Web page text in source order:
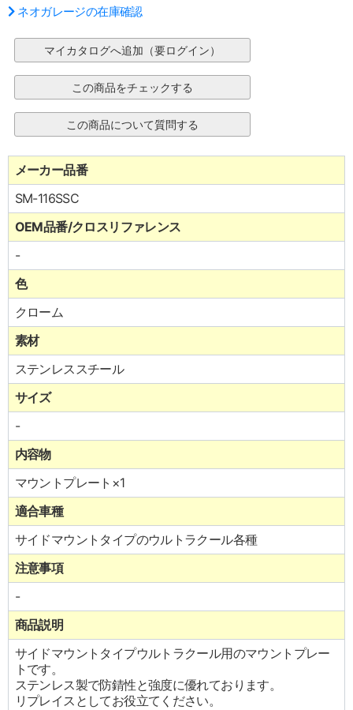
ネオガレージの在庫確認
メーカー品番
SM-116SSC
OEM品番/クロスリファレンス
-
色
クローム
素材
ステンレススチール
サイズ
-
内容物
マウントプレート×1
適合車種
サイドマウントタイプのウルトラクール各種
注意事項
-
商品説明
サイドマウントタイプウルトラクール用のマウントプレー
トです。
ステンレス製で防錆性と強度に優れております。
リプレイスとしてお役立てください。